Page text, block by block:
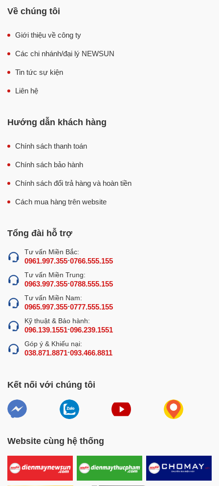
Đầu tư một chiếc nồi hấp chuyên dụng bằng điện sẽ giúp
lượng tốt hơn so phương pháp hấp bánh thủ công.
bánh bao 3 tầng dùng điện 47cm
Nồi hấp bánh bao 3 tầng dùng điện 47cm có cấu tạo gồm
Mỗi bộ phận thiết kế tối ưu mang lại nhiều tiện ích cho
người sử dụng.
1. Thiết kế nhỏ gọn, đẹp mắt
Với kích thước chỉ khoảng 54x47x75cm, nồi hấp bánh
bao 3 tầng dùng điện 47cm khá nhỏ gọn, không làm tốn
nhiều diện tích, mang lại sự rộng rãi cho không gian
quán.
2. Hấp bánh bao chín đều, thơm ngon
Về chúng tôi
Giới thiệu về công ty
Các chi nhánh/đại lý NEWSUN
Tin tức sự kiện
Liên hệ
Hướng dẫn khách hàng
Chính sách thanh toán
Chính sách bảo hành
Chính sách đổi trả hàng và hoàn tiền
Cách mua hàng trên website
Tổng đài hỗ trợ
Tư vấn Miền Bắc:
0961.997.355-0766.555.155
Tư vấn Miền Trung:
0963.997.355-0788.555.155
Tư vấn Miền Nam:
0965.997.355-0777.555.155
Kỹ thuật & Bảo hành:
096.139.1551-096.239.1551
Góp ý & Khiếu nại:
038.871.8871-093.466.8811
Kết nối với chúng tôi
Website cùng hệ thống